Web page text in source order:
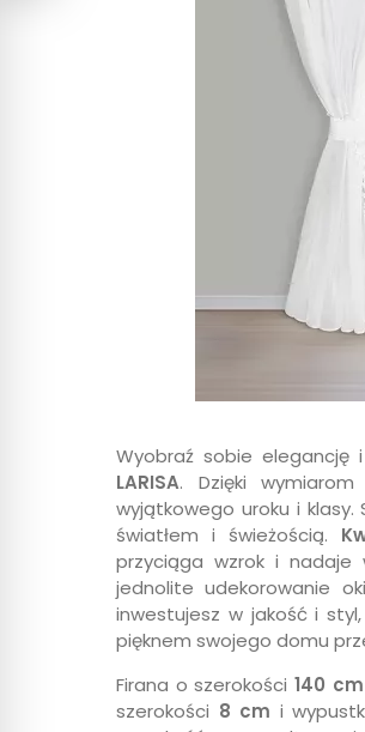
Wyobraź sobie
LARISA. Dzięki wymiarom
wyjątkowego uroku i klasy.
światłem i świeżością.
przyciąga wzrok i nadaje
jednolite udekorowanie
inwestujesz w jakość i
pięknem swojego domu
Firana o szerokości 140 cm
szerokości 8 cm i
W ostatnich 30 dniach produktem